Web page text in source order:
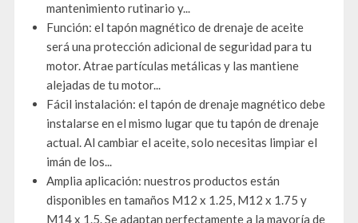
mantenimiento rutinario y...
Función: el tapón magnético de drenaje de aceite
será una protección adicional de seguridad para tu
motor. Atrae partículas metálicas y las mantiene
alejadas de tu motor...
Fácil instalación: el tapón de drenaje magnético debe
instalarse en el mismo lugar que tu tapón de drenaje
actual. Al cambiar el aceite, solo necesitas limpiar el
imán de los...
Amplia aplicación: nuestros productos están
disponibles en tamaños M12 x 1.25, M12 x 1.75 y
M14 x 1.5. Se adaptan perfectamente a la mayoría de